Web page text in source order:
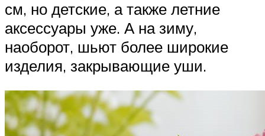
см, но детские, а также летние
аксессуары уже. А на зиму,
наоборот, шьют более широкие
изделия, закрывающие уши.